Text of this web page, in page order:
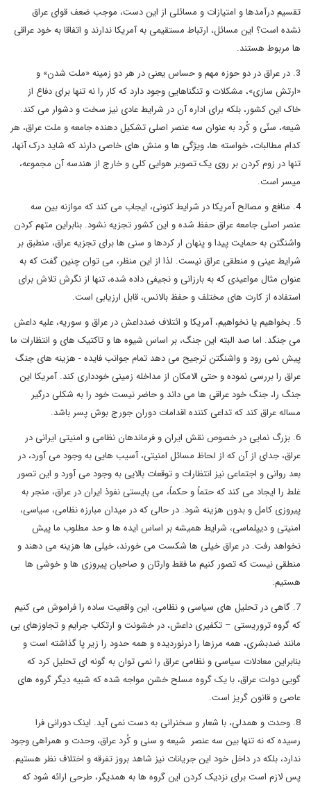
تقسیم درآمدها و امتیازات و مسائلی از این دست، موجب ضعف قوای عراق
نشده است؟ این مسائل، ارتباط مستقیمی به آمریکا ندارند و اتفاقا به خود عراقی
ها مربوط هستند.
3. در عراق در دو حوزه مهم و حساس یعنی در هر دو زمینه «ملت شدن» و
«ارتش سازی»، مشکلات و تنگناهایی وجود دارد که کار را نه تنها برای دفاع از
خاک این کشور، بلکه برای اداره آن در شرایط عادی نیز سخت و دشوار می کند.
شیعه، سنّی و کُرد به عنوان سه عنصر اصلی تشکیل دهنده جامعه و ملت عراق، هر
کدام مطالبات، خواسته ها، ویژگی ها و منش های خاصی دارند که شاید درک آنها،
تنها در زوم کردن بر روی یک تصویر هوایی کلی و خارج از هندسه آن مجموعه،
میسر است.
4. منافع و مصالح آمریکا در شرایط کنونی، ایجاب می کند که موازنه بین سه
عنصر اصلی جامعه عراق حفظ شده و این کشور تجزیه نشود. بنابراین متهم کردن
واشنگتن به حمایت پیدا و پنهان ار کردها و سنی ها برای تجزیه عراق، منطبق بر
شرایط عینی و منطقی عراق نیست. لذا از این منظر، می توان چنین گفت که به
عنوان مثال مواعیدی که به بارزانی و نجیفی داده شده، تنها از نگرش تلاش برای
استفاده از کارت های مختلف و حفظ بالانس، قابل ارزیابی است.
5. بخواهیم یا نخواهیم، آمریکا و ائتلاف ضدداعش در عراق و سوریه، علیه داعش
می جنگد. اما صد البته این جنگ، بر اساس شیوه ها و تاکتیک های و انتظارات ما
پیش نمی رود و واشنگتن ترجیح می دهد تمام جوانب فایده - هزینه های جنگ
عراق را بررسی نموده و حتی الامکان از مداخله زمینی خودداری کند. آمریکا این
جنگ را، جنگ خود عراقی ها می داند و حاضر نیست خود را به شکلی درگیر
مساله عراق کند که تداعی کننده اقدامات دوران جورج بوش پسر باشد.
6. بزرگ نمایی در خصوص نقش ایران و فرماندهان نظامی و امنیتی ایرانی در
عراق، جدای از آن که از لحاظ مسائل امنیتی، آسیب هایی به وجود می آورد، در
بعد روانی و اجتماعی نیز انتظارات و توقعات بالایی به وجود می آورد و این تصور
غلط را ایجاد می کند که حتماً و حکماً، می بایستی نفوذ ایران در عراق، منجر به
پیروزی کامل و بدون هزینه شود. در حالی که در میدان مبارزه نظامی، سیاسی،
امنیتی و دیپلماسی، شرایط همیشه بر اساس ایده ها و حد مطلوب ما پیش
نخواهد رفت. در عراق خیلی ها شکست می خورند، خیلی ها هزینه می دهند و
منطقی نیست که تصور کنیم ما فقط وارثان و صاحبان پیروزی ها و خوشی ها
هستیم.
7. گاهی در تحلیل های سیاسی و نظامی، این واقعیت ساده را فراموش می کنیم
که گروه تروریستی – تکفیری داعش، در خشونت و ارتکاب جرایم و تجاوزهای بی
مانند ضدبشری، همه مرزها را درنوردیده و همه حدود را زیر پا گذاشته است و
بنابراین معادلات سیاسی و نظامی عراق را نمی توان به گونه ای تحلیل کرد که
گویی دولت عراق، با یک گروه مسلح خشن مواجه شده که شبیه دیگر گروه های
عاصی و قانون گریز است.
8. وحدت و همدلی، با شعار و سخنرانی به دست نمی آید. اینک دورانی فرا
رسیده که نه تنها بین سه عنصر شیعه و سنی و کُرد عراق، وحدت و همراهی وجود
ندارد، بلکه در داخل خود این جریانات نیز شاهد بروز تفرقه و اختلاف نظر هستیم.
پس لازم است برای نزدیک کردن این گروه ها به همدیگر، طرحی ارائه شود که